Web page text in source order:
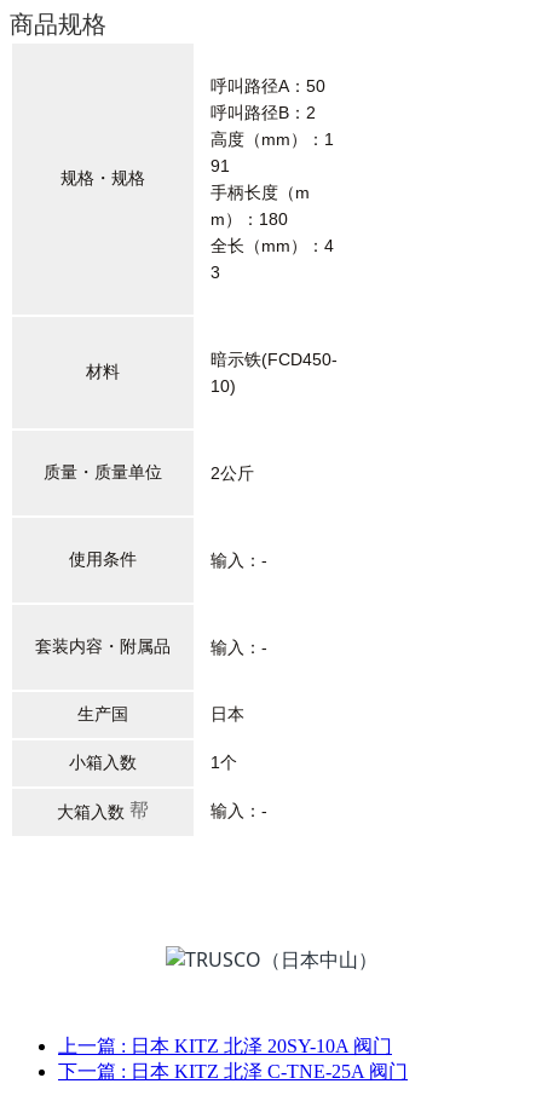
商品规格
规格・规格
呼叫路径A：50
呼叫路径B：2
高度（mm）：1
91
手柄长度（m
m）：180
全长（mm）：4
3
材料
暗示铁(FCD450-
10)
质量・质量单位 2公斤
使用条件 输入：-
套装内容・附属品 输入：-
生产国 日本
小箱入数 1个
大箱入数 帮
输入：-
上一篇 : 日本 KITZ 北泽 20SY-10A 阀门
下一篇 : 日本 KITZ 北泽 C-TNE-25A 阀门